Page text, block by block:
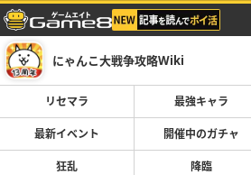
にゃんこ大戦争攻略Wiki
リセマラ 最強キャラ
最新イベント 開催中のガチャ
狂乱 降臨